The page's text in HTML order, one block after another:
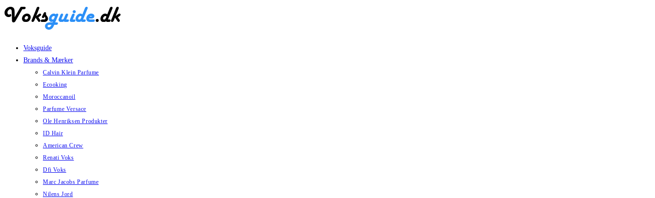
Skip
Voksguide
Brands & Mærker
Calvin Klein Parfume
Ecooking
Moroccanoil
Parfume Versace
Ole Henriksen Produkter
ID Hair
American Crew
Renati Voks
Dfi Voks
Marc Jacobs Parfume
Nilens Jord